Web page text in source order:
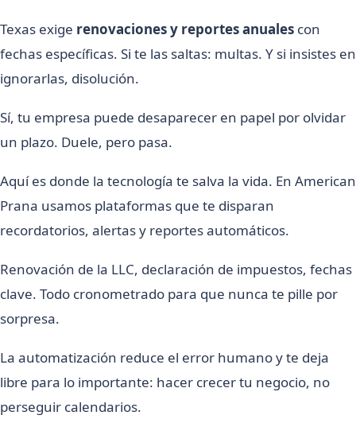
Texas exige renovaciones y reportes anuales con
fechas específicas. Si te las saltas: multas. Y si insistes en
ignorarlas, disolución.
Sí, tu empresa puede desaparecer en papel por olvidar
un plazo. Duele, pero pasa.
Aquí es donde la tecnología te salva la vida. En American
Prana usamos plataformas que te disparan
recordatorios, alertas y reportes automáticos.
Renovación de la LLC, declaración de impuestos, fechas
clave. Todo cronometrado para que nunca te pille por
sorpresa.
La automatización reduce el error humano y te deja
libre para lo importante: hacer crecer tu negocio, no
perseguir calendarios.